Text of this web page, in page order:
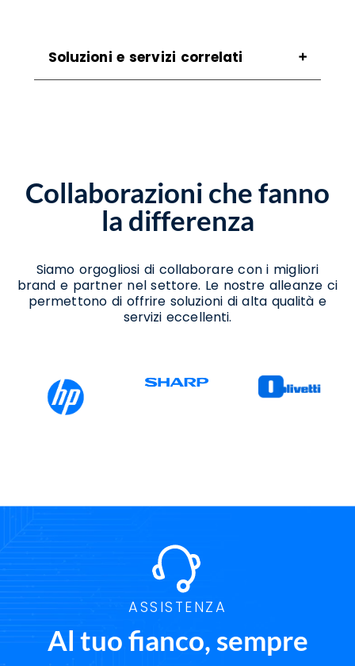
Soluzioni e servizi correlati
Noleggio Stampanti Termiche Albanella
Vendita Stampanti Termiche Albanella
Collaborazioni che fanno
la differenza
Siamo orgogliosi di collaborare con i migliori
brand e partner nel settore. Le nostre alleanze ci
permettono di offrire soluzioni di alta qualità e
servizi eccellenti.
ASSISTENZA
Al tuo fianco, sempre